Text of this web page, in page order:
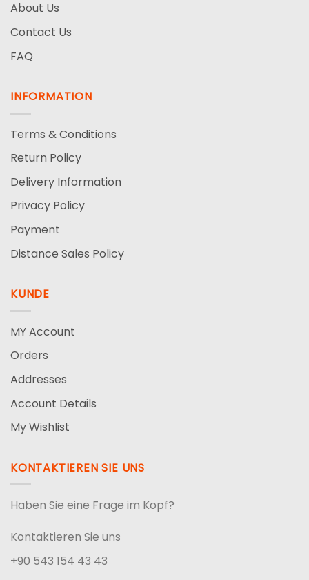
About Us
Contact Us
FAQ
INFORMATION
Terms & Conditions
Return Policy
Delivery Information
Privacy Policy
Payment
Distance Sales Policy
KUNDE
MY Account
Orders
Addresses
Account Details
My Wishlist
KONTAKTIEREN SIE UNS
Haben Sie eine Frage im Kopf?
Kontaktieren Sie uns
+90 543 154 43 43